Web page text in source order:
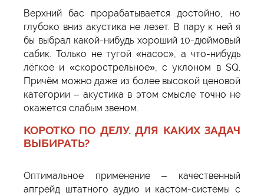
Верхний бас прорабатывается достойно, но
глубоко вниз акустика не лезет. В пару к ней я
бы выбрал какой-нибудь хороший 10-дюймовый
сабик. Только не тугой «насос», а что-нибудь
лёгкое и «скорострельное», с уклоном в SQ.
Причём можно даже из более высокой ценовой
категории – акустика в этом смысле точно не
окажется слабым звеном.
КОРОТКО ПО ДЕЛУ. ДЛЯ КАКИХ ЗАДАЧ
ВЫБИРАТЬ?
Оптимальное применение – качественный
апгрейд штатного аудио и кастом-системы с